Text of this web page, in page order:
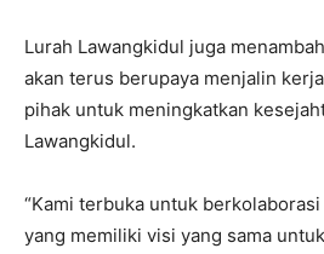
Lurah Lawangkidul juga
akan terus berupaya menjalin
pihak untuk meningkatkan
Lawangkidul.
“Kami terbuka untuk
yang memiliki visi yang sama